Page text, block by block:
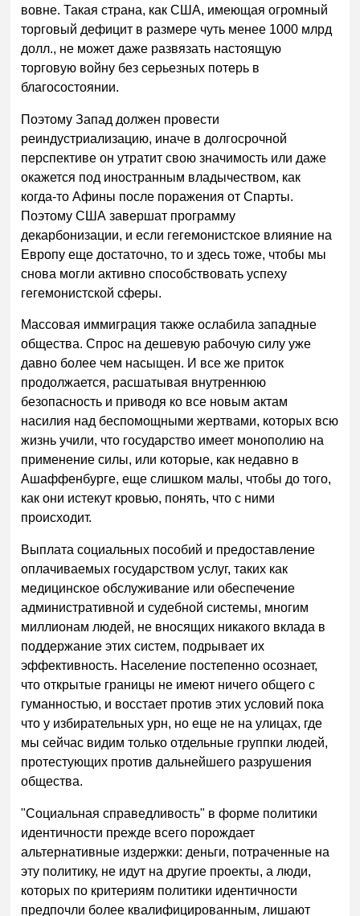
вовне. Такая страна, как США, имеющая огромный
торговый дефицит в размере чуть менее 1000 млрд
долл., не может даже развязать настоящую
торговую войну без серьезных потерь в
благосостоянии.
Поэтому Запад должен провести
реиндустриализацию, иначе в долгосрочной
перспективе он утратит свою значимость или даже
окажется под иностранным владычеством, как
когда-то Афины после поражения от Спарты.
Поэтому США завершат программу
декарбонизации, и если гегемонистское влияние на
Европу еще достаточно, то и здесь тоже, чтобы мы
снова могли активно способствовать успеху
гегемонистской сферы.
Массовая иммиграция также ослабила западные
общества. Спрос на дешевую рабочую силу уже
давно более чем насыщен. И все же приток
продолжается, расшатывая внутреннюю
безопасность и приводя ко все новым актам
насилия над беспомощными жертвами, которых всю
жизнь учили, что государство имеет монополию на
применение силы, или которые, как недавно в
Ашаффенбурге, еще слишком малы, чтобы до того,
как они истекут кровью, понять, что с ними
происходит.
Выплата социальных пособий и предоставление
оплачиваемых государством услуг, таких как
медицинское обслуживание или обеспечение
административной и судебной системы, многим
миллионам людей, не вносящих никакого вклада в
поддержание этих систем, подрывает их
эффективность. Население постепенно осознает,
что открытые границы не имеют ничего общего с
гуманностью, и восстает против этих условий пока
что у избирательных урн, но еще не на улицах, где
мы сейчас видим только отдельные группки людей,
протестующих против дальнейшего разрушения
общества.
"Социальная справедливость" в форме политики
идентичности прежде всего порождает
альтернативные издержки: деньги, потраченные на
эту политику, не идут на другие проекты, а люди,
которых по критериям политики идентичности
предпочли более квалифицированным, лишают